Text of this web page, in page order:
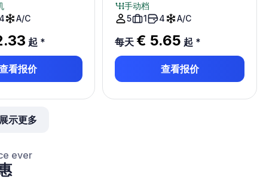
4 A/C
起 *
看报价
手动档
5
1 4 A/C
每天 € 5.65 起 *
查看报价
展示更多
ever